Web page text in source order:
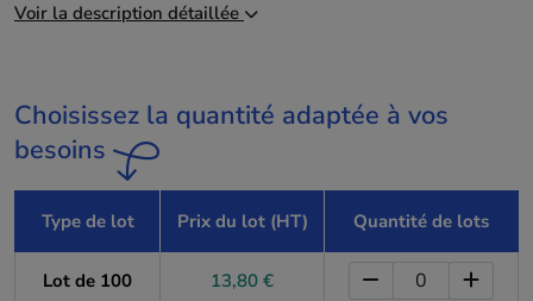
Voir la description détaillée
Choisissez la quantité adaptée à vos
besoins
Type de lot Prix du lot (HT) Quantité de lots
Lot de 100 13,80 €